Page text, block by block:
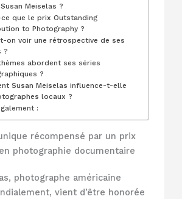
Meiselas ?
ce que le prix Outstanding
to Photography ?
on voir une rétrospective de ses
?
abordent ses séries
?
Susan Meiselas influence-t-elle
locaux ?
:
récompensé par un prix
photographie documentaire
photographe américaine
vient d’être honorée